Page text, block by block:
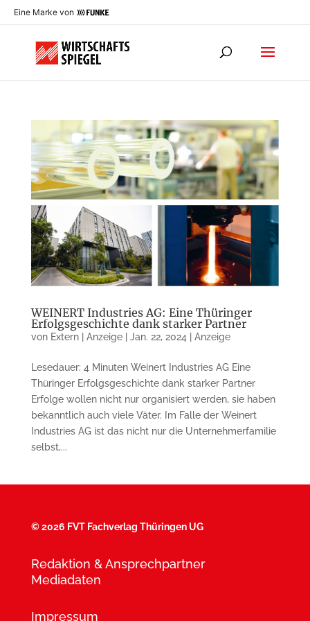
Eine Marke von
WEINERT Industries AG: Eine Thüringer
Erfolgsgeschichte dank starker Partner
von Extern | Anzeige| Jan. 22, 2024| Anzeige
Lesedauer: 4 Minuten Weinert Industries AG Eine
Thüringer Erfolgsgeschichte dank starker Partner
Erfolge wollen nicht nur organisiert werden, sie haben
bekanntlich auch viele Väter. Im Falle der Weinert
Industries AG ist das nicht nur die Unternehmerfamilie
selbst,...
©2026 FVT Fachverlag Thüringen UG
Redaktion & Ansprechpartner
Mediadaten
Impressum